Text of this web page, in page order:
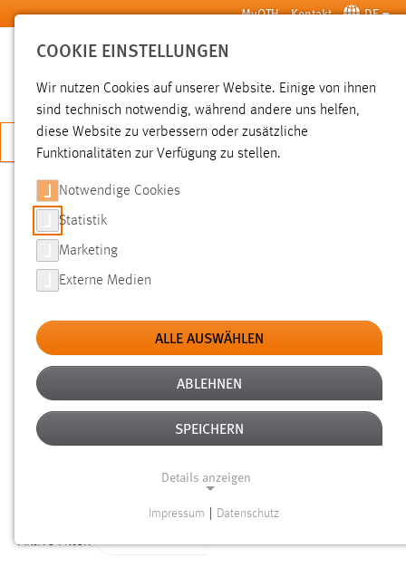
Zum Hauptinhalt springen MyOTH Kontakt DE
SUCHE
JETZT BEWERBEN
SUCHE
FILTER
Typ
Erstellungsdatum
Alter
Aktive Filter:
COOKIE EINSTELLUNGEN
Wir nutzen Cookies auf unserer Website. Einige von ihnen
sind technisch notwendig, während andere uns helfen,
diese Website zu verbessern oder zusätzliche
Funktionalitäten zur Verfügung zu stellen.
Notwendige Cookies
Statistik
Marketing
Externe Medien
ALLE AUSWÄHLEN
ABLEHNEN
SPEICHERN
Details anzeigen
Impressum Datenschutz